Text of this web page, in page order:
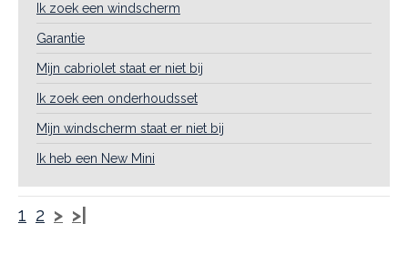
Ik zoek een windscherm
Garantie
Mijn cabriolet staat er niet bij
Ik zoek een onderhoudsset
Mijn windscherm staat er niet bij
Ik heb een New Mini
1 2 > >|